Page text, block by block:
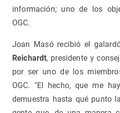
información; uno de los
OGC.
Joan Masó recibió el
Reichardt, presidente y
por ser uno de los
OGC. "El hecho, que me
demuestra hasta qué punto